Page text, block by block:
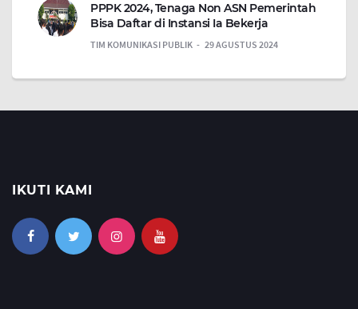
PPPK 2024, Tenaga Non ASN Pemerintah
Bisa Daftar di Instansi Ia Bekerja
TIM KOMUNIKASI PUBLIK 29 AGUSTUS 2024
IKUTI KAMI